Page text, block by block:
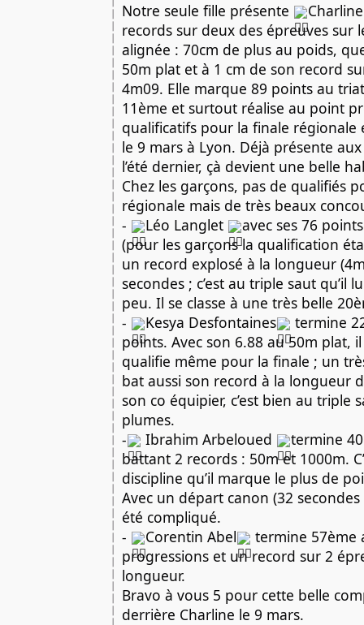
Notre seule fille présente
records sur deux des épreuves sur
alignée : 70cm de plus au poids,
50m plat et à 1 cm de son record
4m09. Elle marque 89 points au
11ème et surtout réalise au point
qualificatifs pour la finale régionale
le 9 mars à Lyon. Déjà présente
l’été dernier, çà devient une belle
Chez les garçons, pas de qualifiés
régionale mais de très beaux
-
Léo Langlet
avec ses 76
(pour les garçons la qualification
un record explosé à la longueur
secondes ; c’est au triple saut qu’il
peu. Il se classe à une très belle
-
Kesya Desfontaines
termine
points. Avec son 6.88 au 50m plat,
qualifie même pour la finale ; un
bat aussi son record à la longueur
son co équipier, c’est bien au triple
plumes.
-
Ibrahim Arbeloued
termine
battant 2 records : 50m et 1000m.
discipline qu’il marque le plus de
Avec un départ canon (32
été compliqué.
-
Corentin Abel
termine 57ème
progressions et un record sur 2
longueur.
Bravo à vous 5 pour cette belle
derrière Charline le 9 mars.